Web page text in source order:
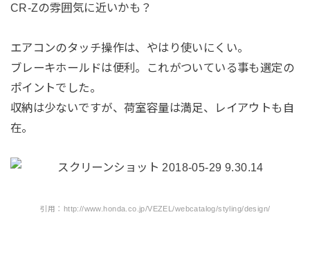
CR-Zの雰囲気に近いかも？
エアコンのタッチ操作は、やはり使いにくい。
ブレーキホールドは便利。これがついている事も選定の
ポイントでした。
収納は少ないですが、荷室容量は満足、レイアウトも自
在。
引用：http://www.honda.co.jp/VEZEL/webcatalog/styling/design/